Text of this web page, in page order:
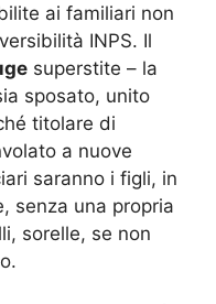
ai familiari non
INPS. Il
superstite – la
sposato, unito
titolare di
a nuove
saranno i figli, in
senza una propria
sorelle, se non